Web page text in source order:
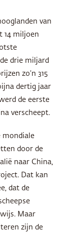
van
14 miljoen
drie miljard
zo’n 315
dertig jaar
de eerste
verscheept.
mondiale
door de
naar China,
Dat kan
dat de
Maar
zijn de